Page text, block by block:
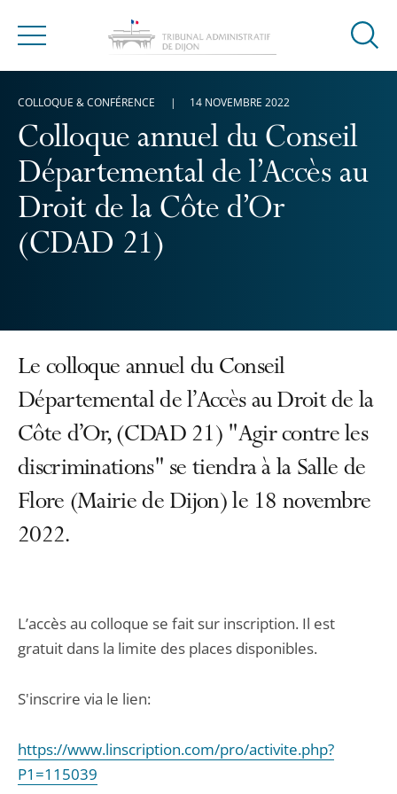
Menu
Ouvrir
Colloque annuel du Conseil
Départemental de l’Accès au
Droit de la Côte d’Or
(CDAD 21)
COLLOQUE & CONFÉRENCE 14 NOVEMBRE 2022
Le colloque annuel du Conseil
Départemental de l’Accès au Droit de la
Côte d’Or, (CDAD 21) "Agir contre les
discriminations" se tiendra à la Salle de
Flore (Mairie de Dijon) le 18 novembre
2022.
L’accès au colloque se fait sur inscription. Il est
gratuit dans la limite des places disponibles.
S'inscrire via le lien:
https://www.linscription.com/pro/activite.php?
P1=115039